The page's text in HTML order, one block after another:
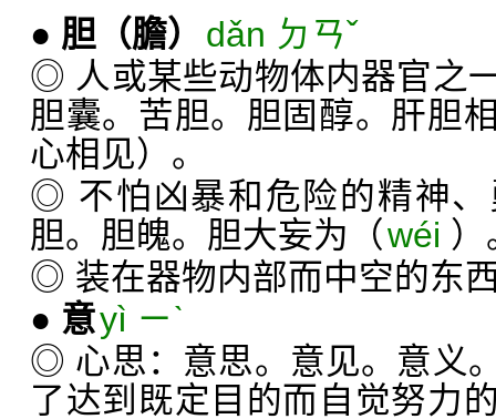
● 胆 （膽）
dǎn ㄉㄢˇ
◎ 人或某些动物体内器官之
胆囊。苦胆。胆固醇。肝胆
心相见）。
◎ 不怕凶暴和危险的精神
胆。胆魄。胆大妄为（wéi ）
◎ 装在器物内部而中空的东
● 意yì ㄧˋ
◎ 心思：意思。意见。意义
了达到既定目的而自觉努力